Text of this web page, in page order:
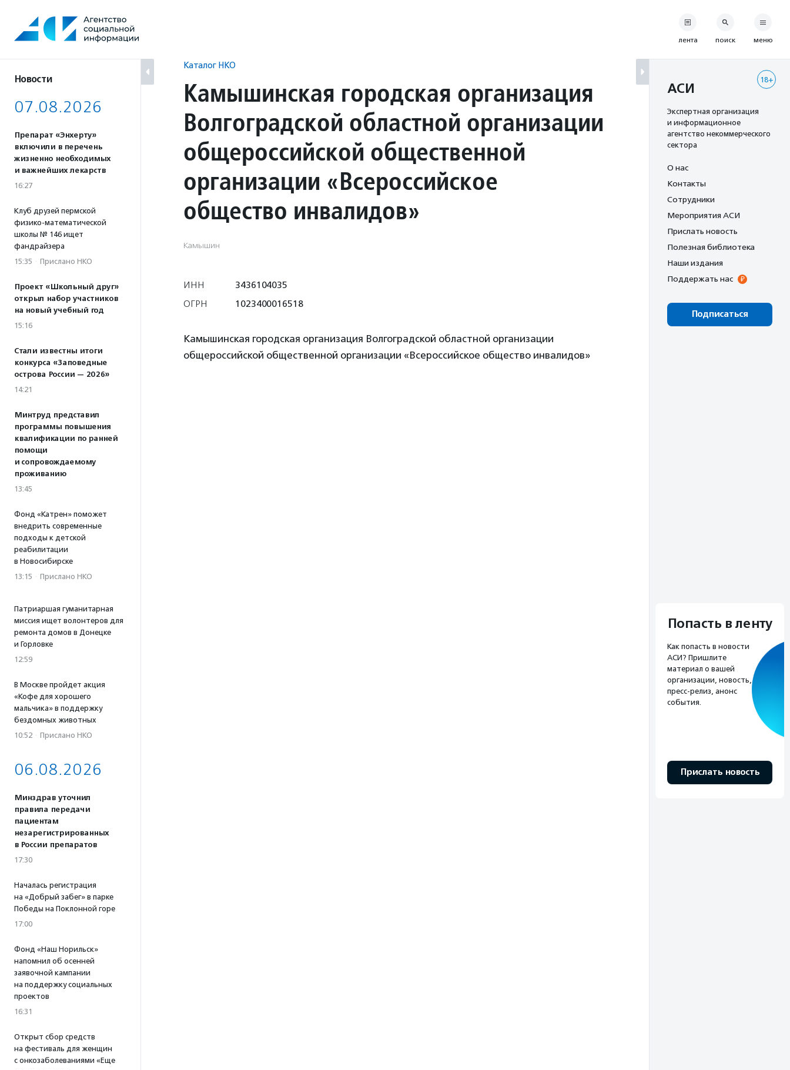
содержанию
Новости
07.08.2026
Препарат «Энхерту»
включили в перечень
жизненно необходимых
и важнейших лекарств
16:27
Клуб друзей пермской
физико-математической
школы № 146 ищет
фандрайзера
15:35 · Прислано НКО
Проект «Школьный друг»
открыл набор участников
на новый учебный год
15:16
Стали известны итоги
конкурса «Заповедные
острова России — 2026»
14:21
Минтруд представил
программы повышения
квалификации по ранней
помощи
и сопровождаемому
проживанию
13:45
Фонд «Катрен» поможет
внедрить современные
подходы к детской
реабилитации
в Новосибирске
13:15 · Прислано НКО
Патриаршая гуманитарная
миссия ищет волонтеров для
ремонта домов в Донецке
и Горловке
12:59
В Москве пройдет акция
«Кофе для хорошего
мальчика» в поддержку
бездомных животных
10:52 · Прислано НКО
06.08.2026
Минздрав уточнил
правила передачи
пациентам
незарегистрированных
в России препаратов
17:30
Началась регистрация
на «Добрый забег» в парке
Победы на Поклонной горе
17:00
Фонд «Наш Норильск»
напомнил об осенней
заявочной кампании
на поддержку социальных
проектов
16:31
Открыт сбор средств
на фестиваль для женщин
с онкозаболеваниями «Еще
Каталог НКО
Камышинская городская организация
Волгоградской областной организации
общероссийской общественной
организации «Всероссийское
общество инвалидов»
Камышин
ИНН
3436104035
ОГРН
1023400016518
Камышинская городская организация Волгоградской областной организации
общероссийской общественной организации «Всероссийское общество инвалидов»
лента поиск меню
18+
АСИ
Экспертная организация
и информационное
агентство некоммерческого
сектора
О нас
Контакты
Сотрудники
Мероприятия АСИ
Прислать новость
Полезная библиотека
Наши издания
Поддержать нас
Подписаться
Попасть в ленту
Как попасть в новости
АСИ? Пришлите
материал о вашей
организации, новость,
пресс-релиз, анонс
события.
Прислать новость